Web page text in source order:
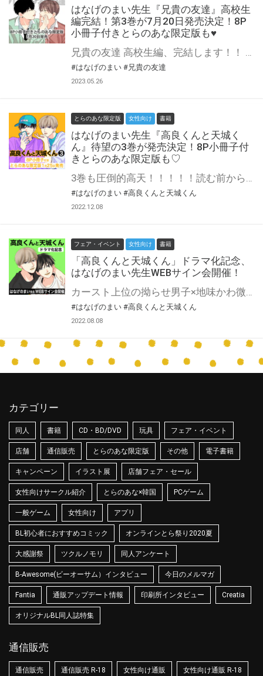
はなげのまい先生『兄貴の友達』高校生
編完結！第3巻が7月20日発売決定！8P
小冊子付きとらのあな限定版も♥
#はなげのまい #兄貴の友達
2023.05.26
とらのあな限定版 女性向け 書籍
はなげのまい先生『高良くんと天城く
ん』待望の3巻が発売決定！8P小冊子付
きとらのあな限定版も♡
#はなげのまい #高良くんと天城くん
2022.12.08
フェア・イベント 女性向け 書籍
「高良くんと天城くん」ドラマ化記念、
はなげのまい先生WEBサイン会開催！
#はなげのまい #高良くんと天城くん
2022.08.08
カテゴリー
同人 書籍 CD・BD/DVD 玩具 フェア・イベント
店舗 通信販売 とらのあな限定版 その他 電子書籍
キャンペーン イラスト展 店舗フェア・セール
女性向けサークル紹介 とらのあな×韓国 PCゲーム
一般ゲーム 女性向け アプリ
BL初心者におすすめコミック オンラインとら祭り2020夏
大感謝祭 ツクルノモリ 同人アンケート
B-Awesome(ビーオーサム）インタビュー 今日のメルマガ
Fantia 通販アップデート情報 印刷所インタビュー Creatia
オリジナルBL同人誌特集
通信販売
通信販売 通信販売 R-18 女性向け通販 女性向け通販 R-18